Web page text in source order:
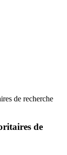
de recherche
de